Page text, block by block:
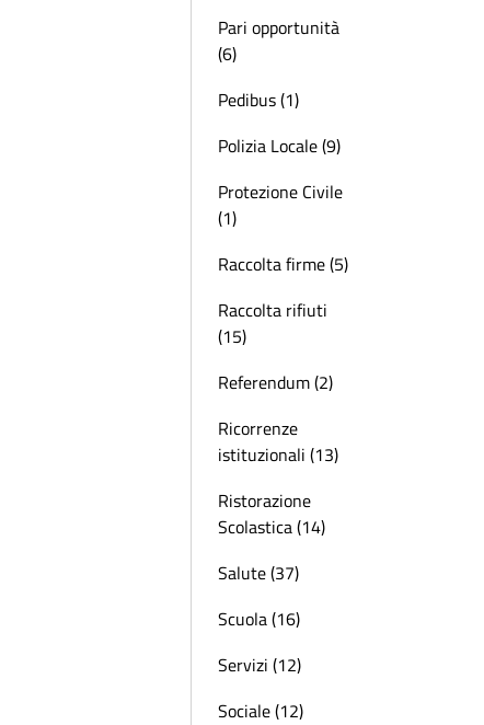
Pari opportunità
(6)
Pedibus (1)
Polizia Locale (9)
Protezione Civile
(1)
Raccolta firme (5)
Raccolta rifiuti
(15)
Referendum (2)
Ricorrenze
istituzionali (13)
Ristorazione
Scolastica (14)
Salute (37)
Scuola (16)
Servizi (12)
Sociale (12)